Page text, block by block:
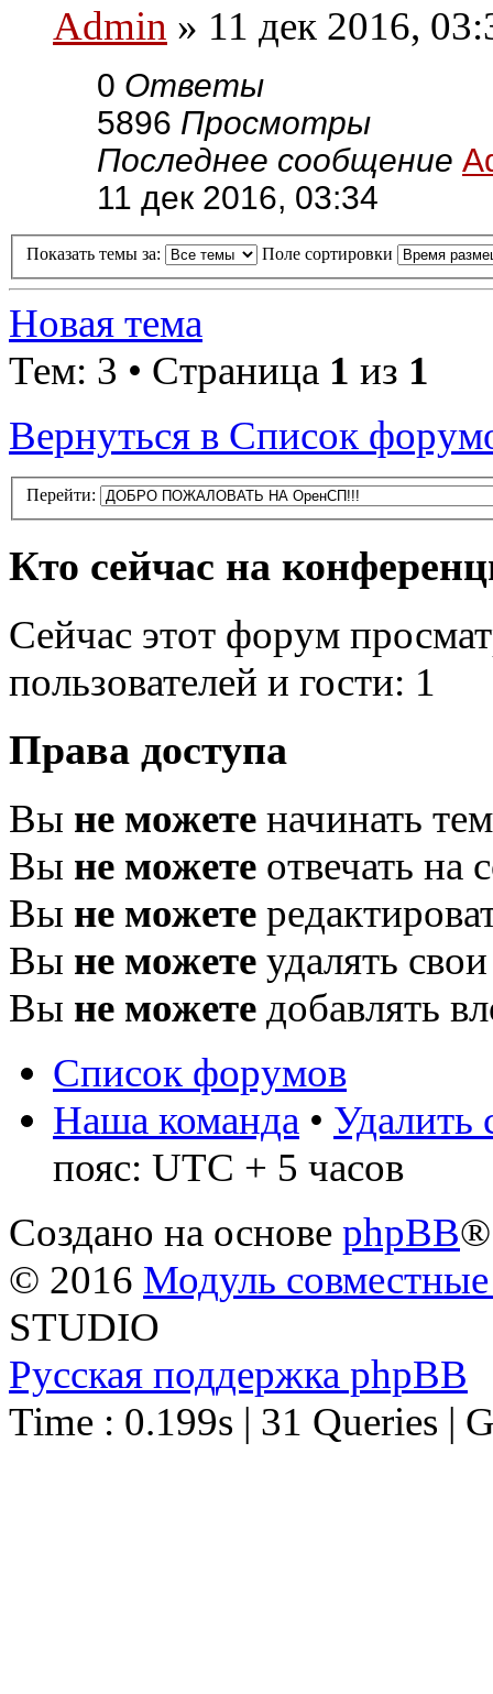
Admin » 11 дек 2016,
0 Ответы
5896 Просмотры
Последнее сообщение
11 дек 2016, 03:34
Показать темы за: Поле сортировки
Новая тема
Тем: 3 • Страница 1 из 1
Вернуться в Список
Перейти:
Кто сейчас на
Сейчас этот форум
пользователей и гости: 1
Права доступа
Вы не можете начинать
Вы не можете отвечать на
Вы не можете
Вы не можете удалять
Вы не можете добавлять
Список форумов
Наша команда • Удалить
пояс: UTC + 5 часов
Создано на основе phpBB®
© 2016 Модуль
STUDIO
Русская поддержка phpBB
Time : 0.199s | 31 Queries |